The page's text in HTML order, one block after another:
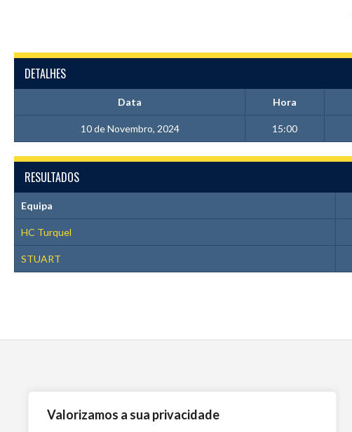
Valorizamos a sua privacidade
DETALHES
Data Hora
10 de Novembro, 2024 15:00
RESULTADOS
Equipa
HC Turquel
STUART